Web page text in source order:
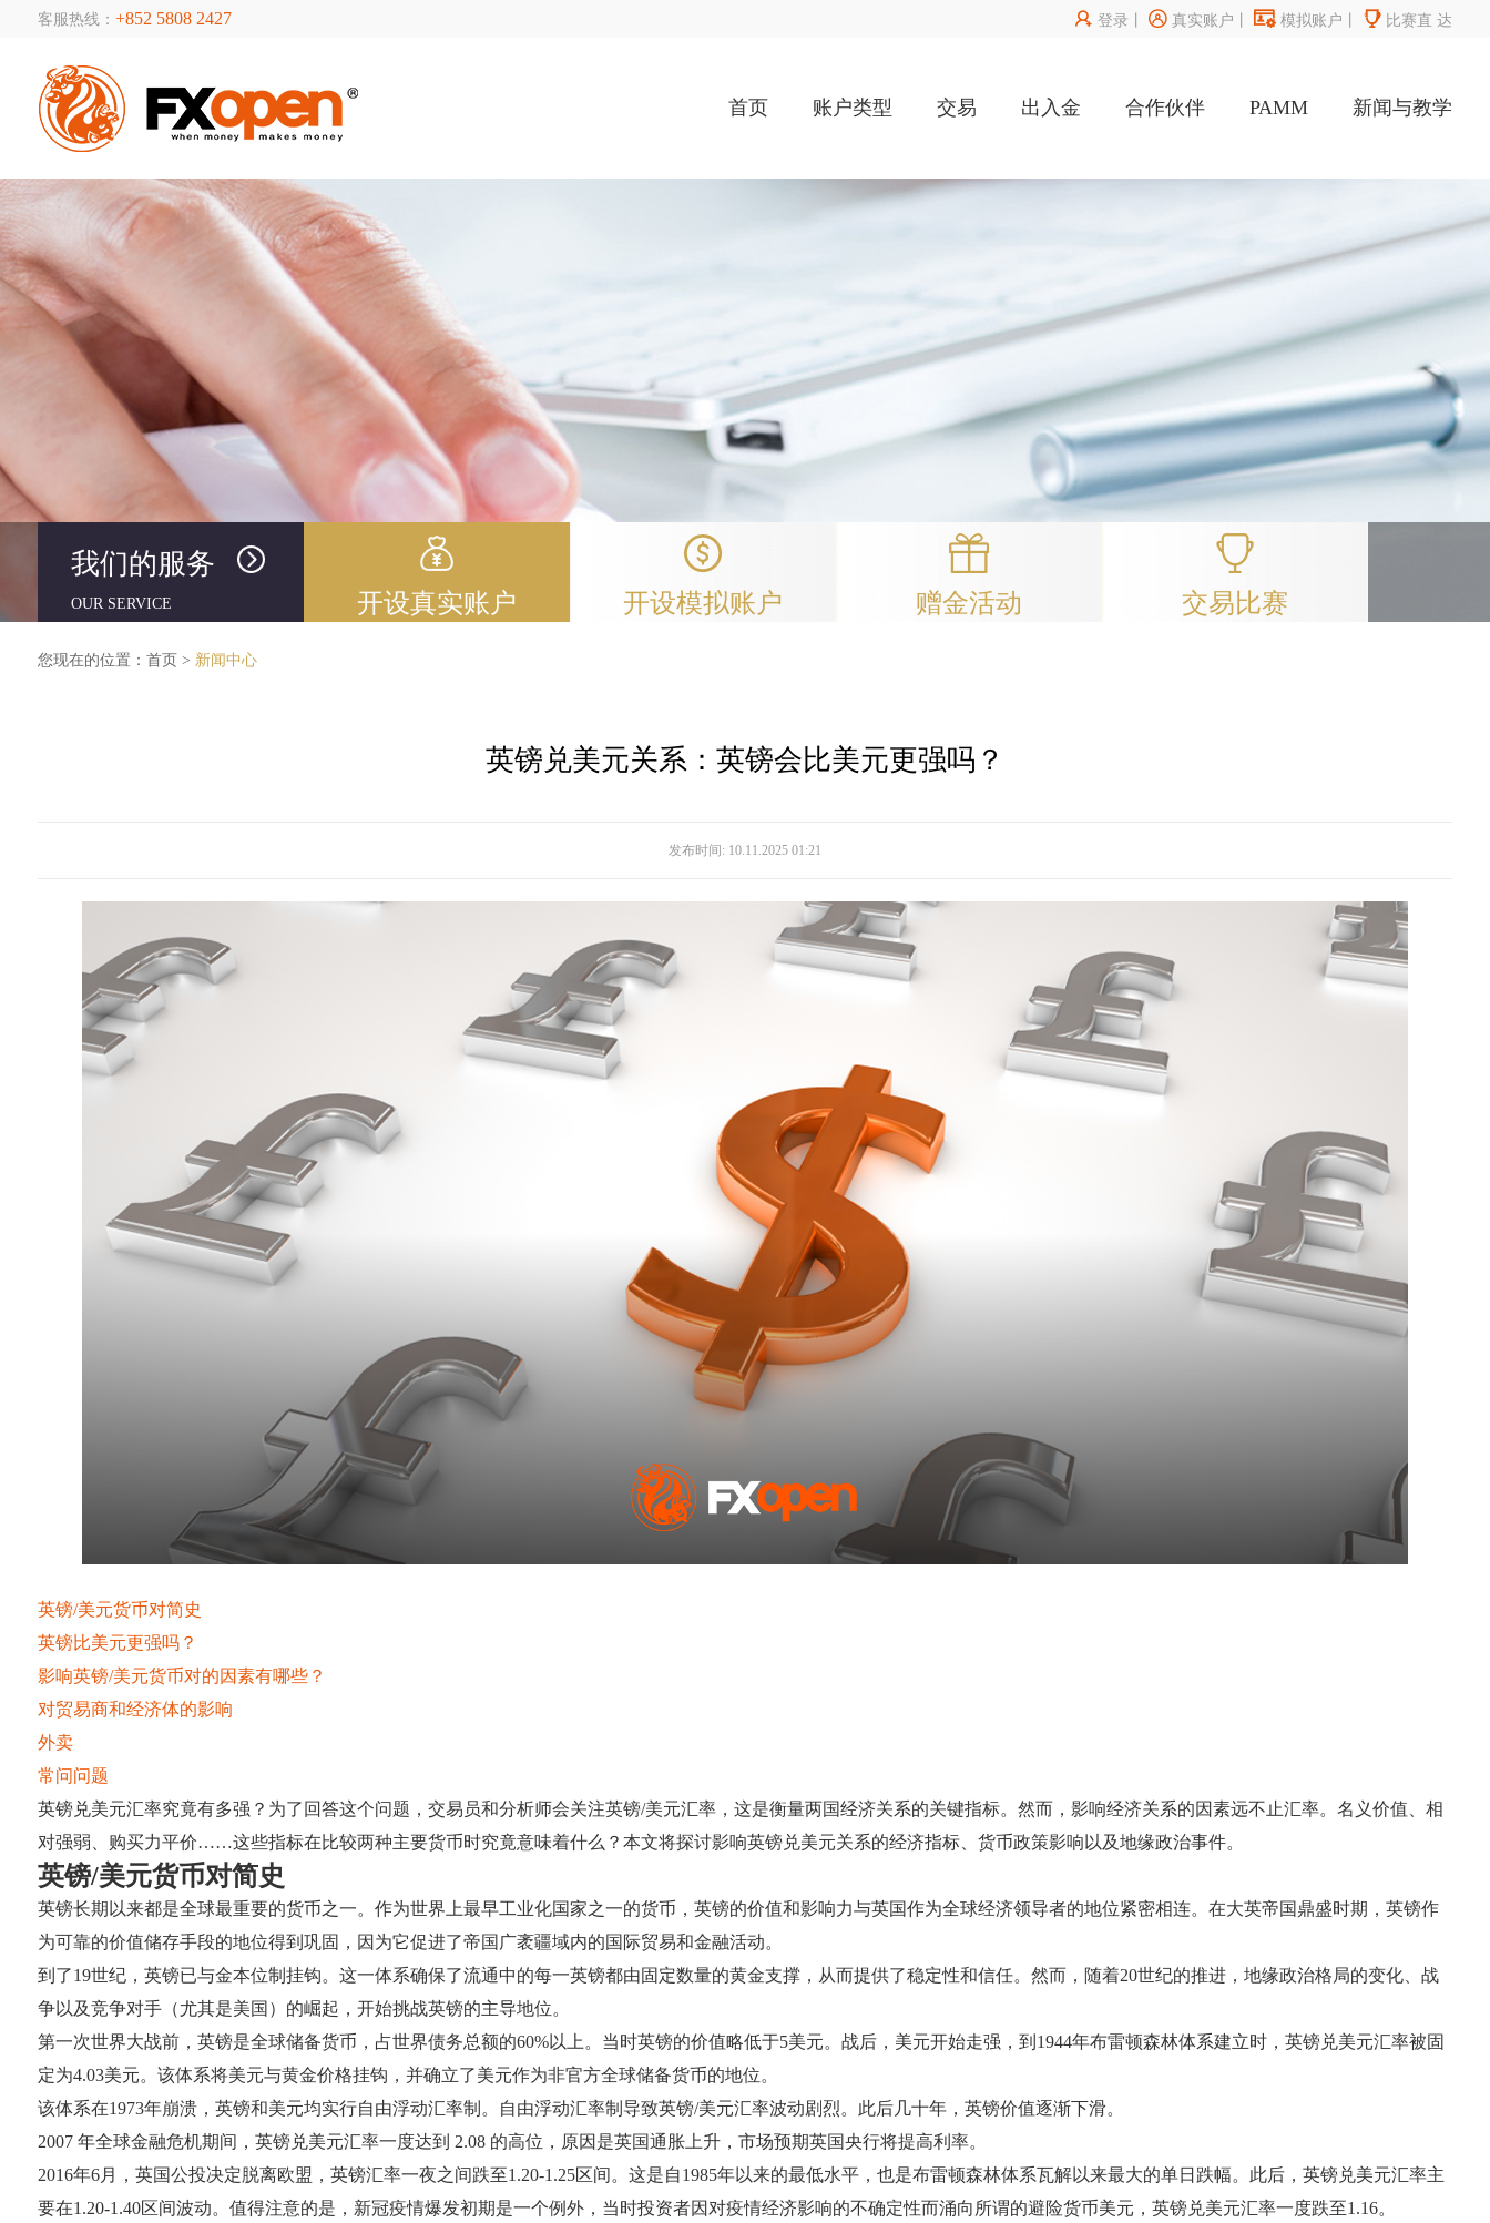
客服热线： +852 5808 2427  登录 丨 真实账户  模拟账户  比赛直 达
首页 账户类型 交易 出入金 合作伙伴 PAMM 新闻与教学
我们的服务
OUR SERVICE 开设真实账户 开设模拟账户 赠金活动 交易比赛
您现在的位置： 首页 > 新闻中心
英镑兑美元关系：英镑会比美元更强吗？
发布时间: 10.11.2025 01:21
英镑/美元货币对简史
英镑比美元更强吗？
影响英镑/美元货币对的因素有哪些？
对贸易商和经济体的影响
外卖
常问问题
英镑兑美元汇率究竟有多强？为了回答这个问题，交易员和分析师会关注英镑/美元汇率，这是衡量两国经济关系的关键指标。然而，影响经济关系的因素远不止汇率。名义价值、相
对强弱、购买力平价……这些指标在比较两种主要货币时究竟意味着什么？本文将探讨影响英镑兑美元关系的经济指标、货币政策影响以及地缘政治事件。
英镑/美元货币对简史
英镑长期以来都是全球最重要的货币之一。作为世界上最早工业化国家之一的货币，英镑的价值和影响力与英国作为全球经济领导者的地位紧密相连。在大英帝国鼎盛时期，英镑作
为可靠的价值储存手段的地位得到巩固，因为它促进了帝国广袤疆域内的国际贸易和金融活动。
到了19世纪，英镑已与金本位制挂钩。这一体系确保了流通中的每一英镑都由固定数量的黄金支撑，从而提供了稳定性和信任。然而，随着20世纪的推进，地缘政治格局的变化、战
争以及竞争对手（尤其是美国）的崛起，开始挑战英镑的主导地位。
第一次世界大战前，英镑是全球储备货币，占世界债务总额的60%以上。当时英镑的价值略低于5美元。战后，美元开始走强，到1944年布雷顿森林体系建立时，英镑兑美元汇率被固
定为4.03美元。该体系将美元与黄金价格挂钩，并确立了美元作为非官方全球储备货币的地位。
该体系在1973年崩溃，英镑和美元均实行自由浮动汇率制。自由浮动汇率制导致英镑/美元汇率波动剧烈。此后几十年，英镑价值逐渐下滑。
2007 年全球金融危机期间，英镑兑美元汇率一度达到 2.08 的高位，原因是英国通胀上升，市场预期英国央行将提高利率。
2016年6月，英国公投决定脱离欧盟，英镑汇率一夜之间跌至1.20-1.25区间。这是自1985年以来的最低水平，也是布雷顿森林体系瓦解以来最大的单日跌幅。此后，英镑兑美元汇率主
要在1.20-1.40区间波动。值得注意的是，新冠疫情爆发初期是一个例外，当时投资者因对疫情经济影响的不确定性而涌向所谓的避险货币美元，英镑兑美元汇率一度跌至1.16。